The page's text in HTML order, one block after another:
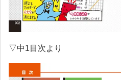
▽中1目次より